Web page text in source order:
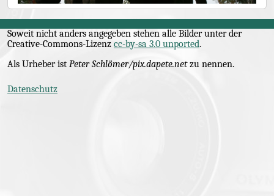
Soweit nicht anders angegeben stehen alle Bilder unter der
Creative-Commons-Lizenz cc-by-sa 3.0 unported.
Als Urheber ist Peter Schlömer/pix.dapete.netzu nennen.
Datenschutz